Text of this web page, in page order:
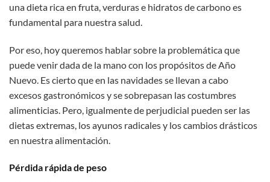
una dieta rica en fruta, verduras e hidratos de carbono es
fundamental para nuestra salud.
Por eso, hoy queremos hablar sobre la problemática que
puede venir dada de la mano con los propósitos de Año
Nuevo. Es cierto que en las navidades se llevan a cabo
excesos gastronómicos y se sobrepasan las costumbres
alimenticias. Pero, igualmente de perjudicial pueden ser las
dietas extremas, los ayunos radicales y los cambios drásticos
en nuestra alimentación.
Pérdida rápida de peso